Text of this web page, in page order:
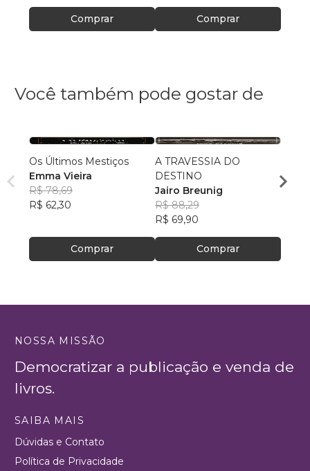
Comprar Comprar
Você também pode gostar de
Os Últimos Mestiços
Emma Vieira
R$ 78,69
R$ 62,30
Comprar
A TRAVESSIA DO
DESTINO
Jairo Breunig
R$ 88,29
R$ 69,90
Comprar
R$
NOSSA MISSÃO
Democratizar a publicação e venda de
livros.
SAIBA MAIS
Dúvidas e Contato
Política de Privacidade